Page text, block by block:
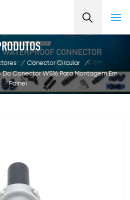
/ Conector Circular
/
Conector WS16 Para Montagem Em
Painel